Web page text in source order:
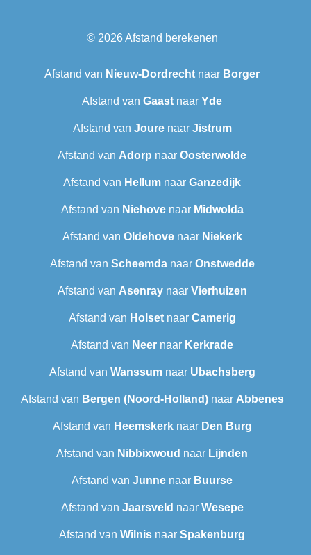
© 2026Afstand berekenen
Afstand van Nieuw-Dordrecht naar Borger
Afstand van Gaast naar Yde
Afstand van Jourenaar Jistrum
Afstand van Adorp naar Oosterwolde
Afstand van Hellum naar Ganzedijk
Afstand van Niehovenaar Midwolda
Afstand van Oldehovenaar Niekerk
Afstand van Scheemdanaar Onstwedde
Afstand van Asenraynaar Vierhuizen
Afstand van Holsetnaar Camerig
Afstand van Neer naar Kerkrade
Afstand van Wanssumnaar Ubachsberg
Afstand van Bergen (Noord-Holland)naar Abbenes
Afstand van Heemskerknaar Den Burg
Afstand van Nibbixwoud naar Lijnden
Afstand van Junne naar Buurse
Afstand van Jaarsveld naar Wesepe
Afstand van Wilnis naar Spakenburg